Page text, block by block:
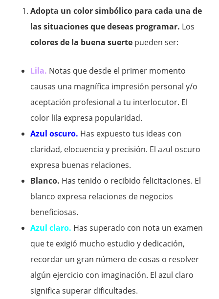
Adopta un color simbólico para cada una de
las situaciones que deseas programar. Los
colores de la buena suerte pueden ser:
Lila. Notas que desde el primer momento
causas una magnífica impresión personal y/o
aceptación profesional a tu interlocutor. El
color lila expresa popularidad.
Azul oscuro. Has expuesto tus ideas con
claridad, elocuencia y precisión. El azul oscuro
expresa buenas relaciones.
Blanco. Has tenido o recibido felicitaciones. El
blanco expresa relaciones de negocios
beneficiosas.
Azul claro. Has superado con nota un examen
que te exigió mucho estudio y dedicación,
recordar un gran número de cosas o resolver
algún ejercicio con imaginación. El azul claro
significa superar dificultades.